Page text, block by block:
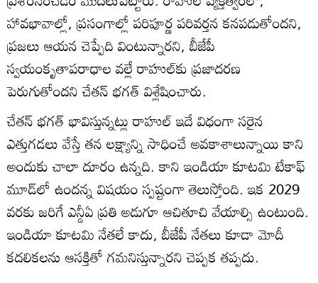
హావభావాల్లో, ప్రసంగాల్లో పరిపూర్ణ పరివర్తన కనపడుతోందని,
ప్రజలు ఆయన చెప్పేది వింటున్నారని, బీజేపీ
స్వయంకృతాపరాధాల వల్లే రాహుల్‌కు ప్రజాదరణ
పెరుగుతోందని చేతన్ భగత్ విశ్లేషించారు.
చేతన్ భగత్ భావిస్తున్నట్లు రాహుల్ ఇదే విధంగా సరైన
ఎత్తుగడలు వేస్తే తన లక్ష్యాన్ని సాధించే అవకాశాలున్నాయి కాని
అందుకు చాలా దూరం ఉన్నది. కాని ఇండియా కూటమి టేకాఫ్
మూడ్‌లో ఉందన్న విషయం స్పష్టంగా తెలుస్తోంది. ఇక 2029
వరకు జరిగే ఎన్డీఏ ప్రతి అడుగూ ఆచితూచి వేయాల్సి ఉంటుంది.
ఇండియా కూటమి నేతలే కాదు, బీజేపీ నేతలు కూడా మోదీ
కదలికలను ఆసక్తితో గమనిస్తున్నారని చెప్పక తప్పదు.